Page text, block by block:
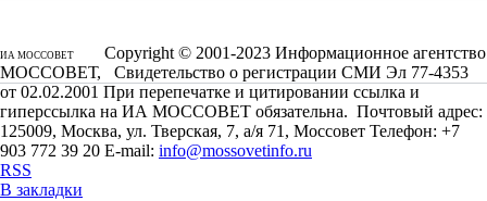
ИА МОССОВЕТ
Copyright © 2001-2023 Информационное агентство
МОССОВЕТ, Свидетельство о регистрации СМИ Эл 77-4353
от 02.02.2001 При перепечатке и цитировании ссылка и
гиперссылка на ИА МОССОВЕТ обязательна. Почтовый адрес:
125009, Москва, ул. Тверская, 7, а/я 71, Моссовет Телефон: +7
903 772 39 20 E-mail: info@mossovetinfo.ru
RSS
В закладки